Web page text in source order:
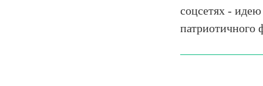
соцсетях -
патриотичного